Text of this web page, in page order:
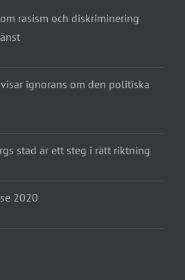
rasism och diskriminering
ignorans om den politiska
stad är ett steg i rätt riktning
2020